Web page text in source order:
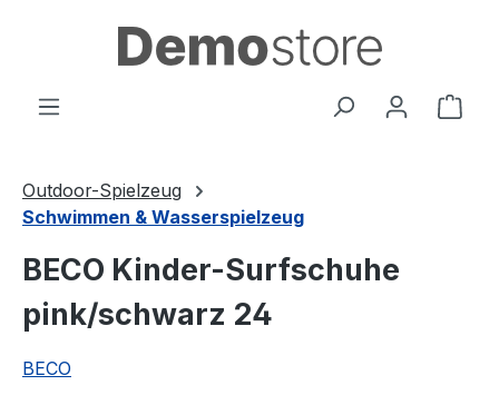
Zum Hauptinhalt springen
Outdoor-Spielzeug
Schwimmen & Wasserspielzeug
BECO Kinder-Surfschuhe
pink/schwarz 24
BECO